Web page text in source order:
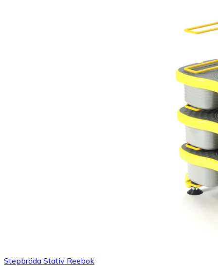
Stepbräda Stativ Reebok